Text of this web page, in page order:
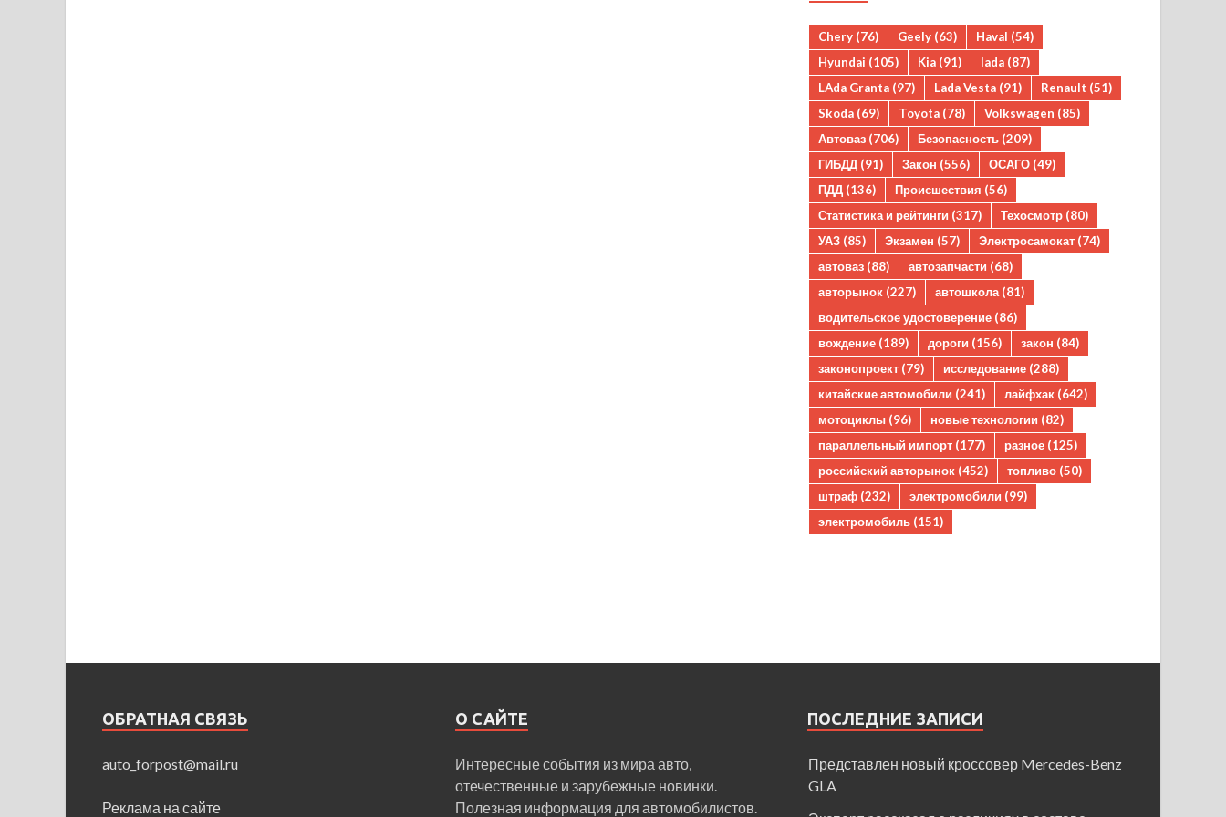
Chery (76) Geely (63) Haval (54)
Hyundai (105) Kia (91) lada (87)
LAda Granta (97) Lada Vesta (91) Renault (51)
Skoda (69) Toyota (78) Volkswagen (85)
Автоваз (706) Безопасность (209)
ГИБДД (91) Закон (556) ОСАГО (49)
ПДД (136) Происшествия (56)
Статистика и рейтинги (317) Техосмотр (80)
УАЗ (85) Экзамен (57) Электросамокат (74)
автоваз (88) автозапчасти (68)
авторынок (227) автошкола (81)
водительское удостоверение (86)
вождение (189) дороги (156) закон (84)
законопроект (79) исследование (288)
китайские автомобили (241) лайфхак (642)
мотоциклы (96) новые технологии (82)
параллельный импорт (177) разное (125)
российский авторынок (452) топливо (50)
штраф (232) электромобили (99)
электромобиль (151)
ОБРАТНАЯ СВЯЗЬ
auto_forpost@mail.ru
Реклама на сайте
О САЙТЕ
Интересные события из мира авто,
отечественные и зарубежные новинки.
Полезная информация для автомобилистов.
ПОСЛЕДНИЕ ЗАПИСИ
Представлен новый кроссовер Mercedes-Benz
GLA